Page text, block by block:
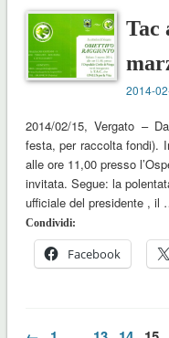
Tac
2014-
2014/02/15, Vergato –
festa, per raccolta fondi).
alle ore 11,00 presso
invitata. Segue: la
ufficiale del presidente , il
Condividi:
Facebook